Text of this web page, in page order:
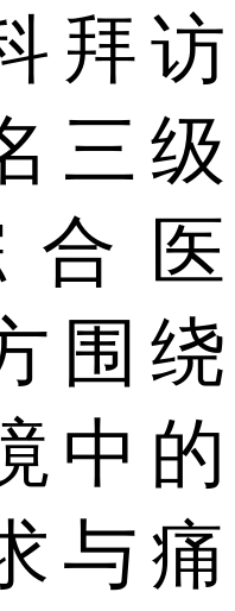
拜访
三级
医
围绕
中的
与痛